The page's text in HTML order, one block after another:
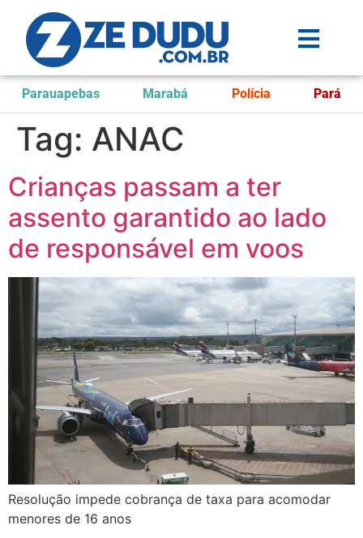
Parauapebas Marabá Polícia Pará
Tag: ANAC
Crianças passam a ter
assento garantido ao lado
de responsável em voos
Resolução impede cobrança de taxa para acomodar
menores de 16 anos